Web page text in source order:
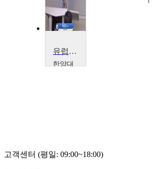
유럽영상문화
한양대
고객센터 (평일: 09:00~18:00)